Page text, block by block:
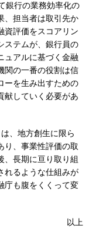
銀行の業務効率化の
、担当者は取引先か
資評価をスコアリン
ステムが、銀行員の
ュアルに基づく金融
関の一番の役割は信
ーを生み出すための
献していく必要があ
、地方創生に限ら
り、事業性評価の取
、長期に亘り取り組
れるような仕組みが
庁も腹をくくって変
以上